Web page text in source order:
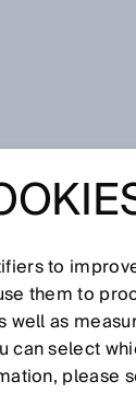
한
비
to
them to
as
can select
please